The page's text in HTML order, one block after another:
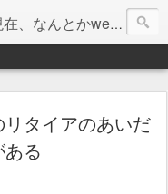
で食べています。このブログで扱う問題は「この世とはなにか」「人生とはなにか」「人間とはなにか」「強迫神経症の原因と解決法」「うつ病の原因と寄り添う方法」「家族の問題」などについてです。
タイアのあいだ
る